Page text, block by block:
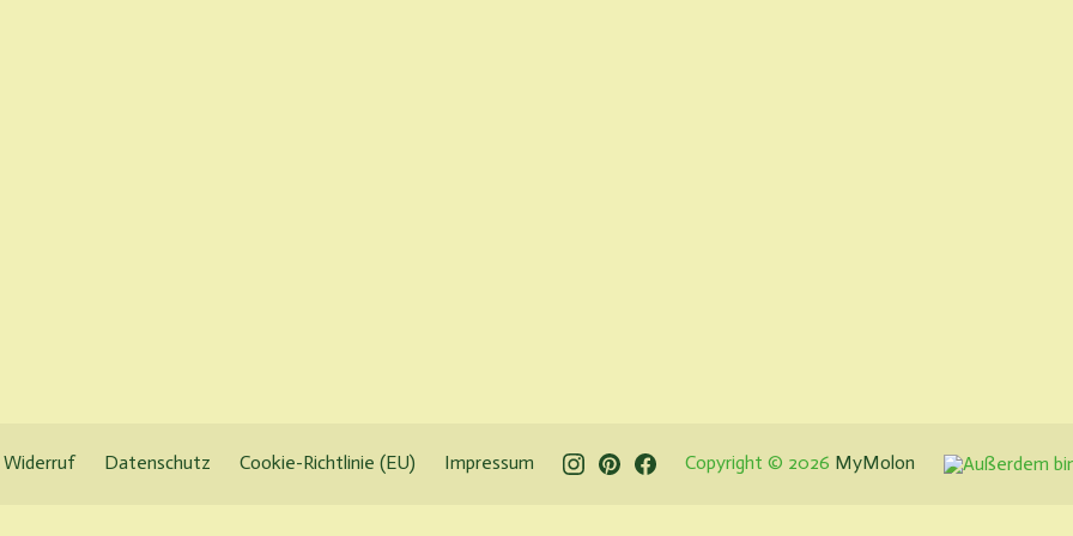
Widerruf Datenschutz Cookie-Richtlinie (EU) Impressum InstagramPinterestFacebook
Copyright © 2026 MyMolon